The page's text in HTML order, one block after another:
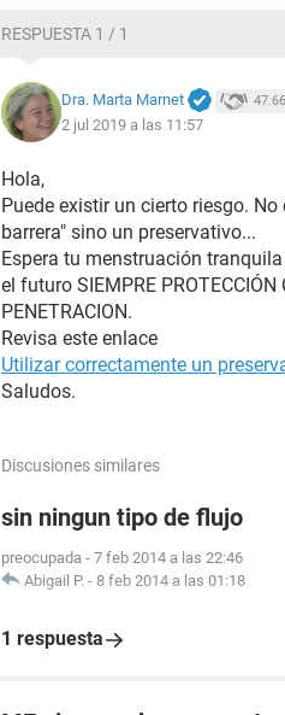
RESPUESTA 1 / 1
Dra. Marta Marnet
2 jul 2019 a las 11:57
Hola,
Puede existir un cierto riesgo.
barrera" sino un preservativo...
Espera tu menstruación
el futuro SIEMPRE PROTECCIÓN
PENETRACION.
Revisa este enlace
Utilizar correctamente un
Saludos.
Discusiones similares
sin ningun tipo de flujo
preocupada - 7 feb 2014 a las 22:46
Abigail P. - 8 feb 2014 a las 01:18
1 respuesta